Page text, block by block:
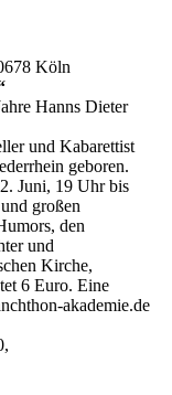
Köln
Hanns Dieter
und Kabarettist
geboren.
Juni, 19 Uhr bis
großen
den
und
Kirche,
6 Euro. Eine
akademie.de